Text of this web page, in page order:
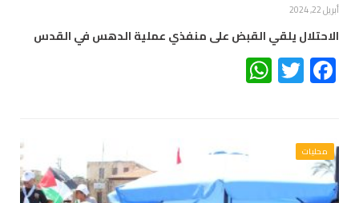
أبريل 22, 2024
الاحتلال يلقي القبض على منفذي عملية الدهس في القدس
Facebook
Twitter
محليات